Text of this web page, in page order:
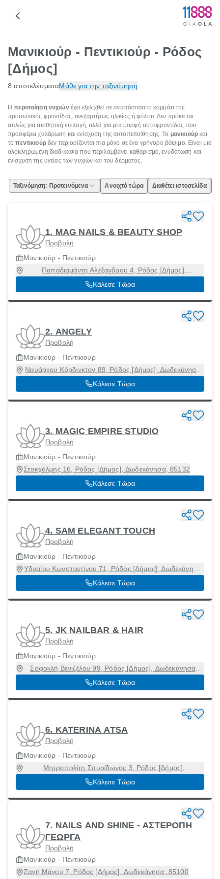
Μανικιούρ - Πεντικιούρ - Ρόδος
[Δήμος]
8 αποτελέσματαΜάθε για την ταξινόμηση
Ηπεριποίηση νυχιών έχει εξελιχθεί σε αναπόσπαστο κομμάτι της
προσωπικής φροντίδας, ανεξαρτήτως ηλικίας ή φύλου. Δεν πρόκειται
απλώς για αισθητική επιλογή, αλλά για μια μορφή αυτοφροντίδας που
προσφέρει χαλάρωση και ενίσχυση της αυτοπεποίθησης. Το μανικιούρκαι
τοπεντικιούρδεν περιορίζονται πια μόνο σε ένα γρήγορο βάψιμο. Είναι μια
ολοκληρωμένη διαδικασία που περιλαμβάνει καθαρισμό, ενυδάτωση και
ενίσχυση της υγείας των νυχιών και του δέρματος.
Ταξινόμηση: Προτεινόμενα Ανοιχτό τώρα Διαθέτει ιστοσελίδα
1. MAG NAILS & BEAUTY SHOP
Προβολή
Μανικιούρ - Πεντικιούρ
Παπαδιαμάντη Αλέξανδρου 4, Ρόδος [Δήμος],
Δωδεκάνησα, 85133
Κάλεσε Τώρα
2. ANGELY
Προβολή
Μανικιούρ - Πεντικιούρ
Ναυάρχου Κόρδινκτον 89, Ρόδος [Δήμος], Δωδεκάνησα,
85100
Κάλεσε Τώρα
3. MAGIC EMPIRE STUDIO
Προβολή
Μανικιούρ - Πεντικιούρ
Στοκχόλμης 16, Ρόδος [Δήμος], Δωδεκάνησα, 85132
Κάλεσε Τώρα
4. SAM ELEGANT TOUCH
Προβολή
Μανικιούρ - Πεντικιούρ
Υδραίου Κωνσταντίνου 71, Ρόδος [Δήμος], Δωδεκάνησα,
85133
Κάλεσε Τώρα
5. JK NAILBAR & HAIR
Προβολή
Μανικιούρ - Πεντικιούρ
Σοφοκλή Βενιζέλου 99, Ρόδος [Δήμος], Δωδεκάνησα,
85131
Κάλεσε Τώρα
6. KATERINA ATSA
Προβολή
Μανικιούρ - Πεντικιούρ
Μητροπολίτη Σπυρίδωνος 3, Ρόδος [Δήμος],
Δωδεκάνησα, 85132
Κάλεσε Τώρα
7. NAILS AND SHINE - ΑΣΤΕΡΟΠΗ
ΓΕΩΡΓΑ
Προβολή
Μανικιούρ - Πεντικιούρ
Ζανή Μάνου 7, Ρόδος [Δήμος], Δωδεκάνησα, 85100